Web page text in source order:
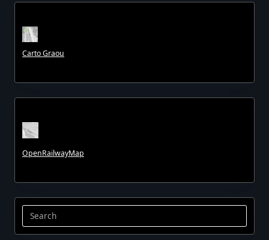
Carto Graou
OpenRailwayMap
Search
for: